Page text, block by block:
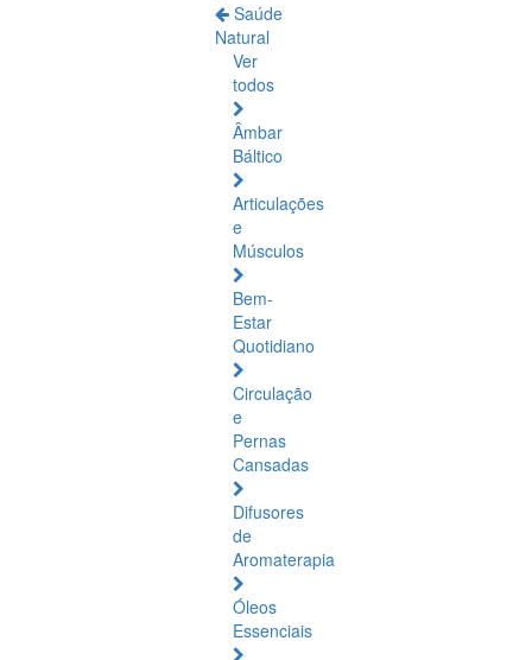
Saúde
Natural
Ver
todos
Âmbar
Báltico
Articulações
e
Músculos
Bem-
Estar
Quotidiano
Circulação
e
Pernas
Cansadas
Difusores
de
Aromaterapia
Óleos
Essenciais